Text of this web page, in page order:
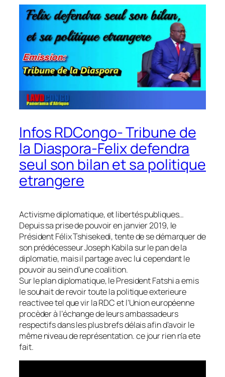
Infos RDCongo- Tribune de
la Diaspora-Felix defendra
seul son bilan et sa politique
etrangere
Activisme diplomatique, et libertés publiques…
Depuis sa prise de pouvoir en janvier 2019, le
Président Félix Tshisekedi, tente de se démarquer de
son prédécesseur Joseph Kabila sur le pan de la
diplomatie, mais il partage avec lui cependant le
pouvoir au sein d’une coalition.
Sur le plan diplomatique, le President Fatshi a emis
le souhait de revoir toute la politique exterieure
reactivee tel que vir la RDC et l’Union européenne
procèder à l’échange de leurs ambassadeurs
respectifs dans les plus brefs délais afin d’avoir le
même niveau de représentation. ce jour rien n’a ete
fait.